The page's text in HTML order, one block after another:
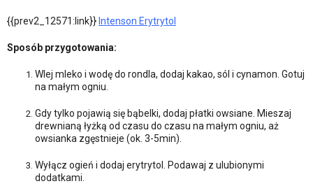
{{prev2_12571:link}} Intenson Erytrytol
Sposób przygotowania:
Wlej mleko i wodę do rondla, dodaj kakao, sól i cynamon. Gotuj
na małym ogniu.
Gdy tylko pojawią się bąbelki, dodaj płatki owsiane. Mieszaj
drewnianą łyżką od czasu do czasu na małym ogniu, aż
owsianka zgęstnieje (ok. 3-5min).
Wyłącz ogień i dodaj erytrytol. Podawaj z ulubionymi
dodatkami.